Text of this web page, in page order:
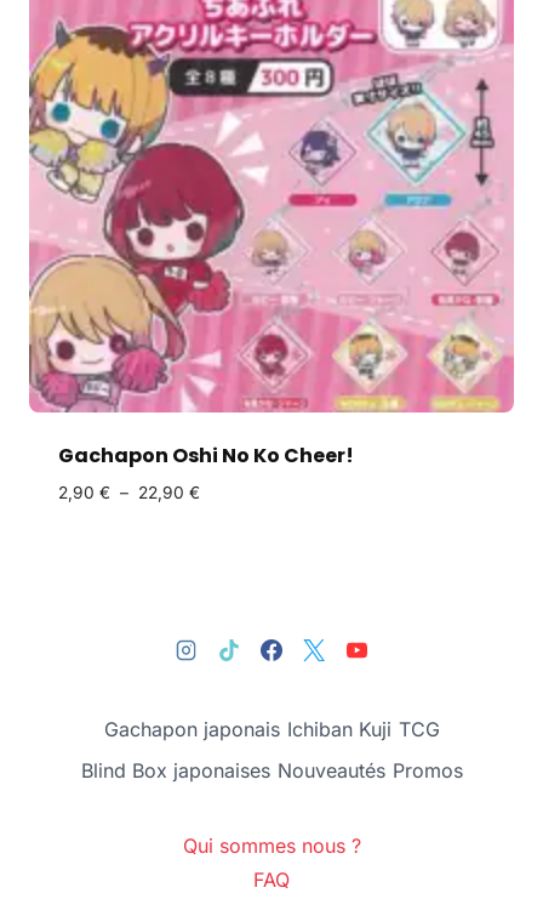
Gachapon Oshi No Ko Cheer!
2,90 € – 22,90 €
Gachapon japonais Ichiban Kuji TCG
Blind Box japonaises Nouveautés Promos
Qui sommes nous ?
FAQ